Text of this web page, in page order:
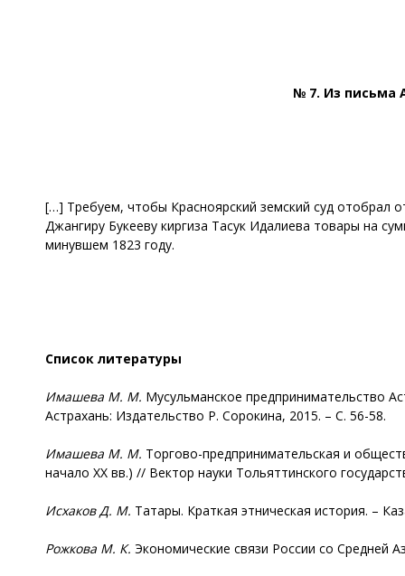
№ 7. Из письма
[…] Требуем, чтобы Красноярский земский суд отобрал
Джангиру Букееву киргиза Тасук Идалиева товары на
минувшем 1823 году.
Список литературы
Имашева М. М. Мусульманское предпринимательство
Астрахань: Издательство Р. Сорокина, 2015. – С. 56-58.
Имашева М. М. Торгово-предпринимательская и
начало ХХ вв.) // Вектор науки Тольяттинского
ИсхаковД. М. Татары. Краткая этническая история. –
Рожкова М. К. Экономические связи России со Средней